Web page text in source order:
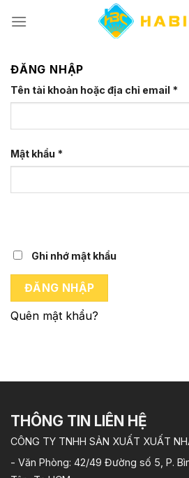
ĐĂNG NHẬP
Tên tài khoản hoặc địa chỉ email *
Mật khẩu *
Ghi nhớ mật khẩu
ĐĂNG NHẬP
Quên mật khẩu?
THÔNG TIN LIÊN HỆ
CÔNG TY TNHH SẢN XUẤT XUẤT
- Văn Phòng: 42/49 Đường số 5, P.